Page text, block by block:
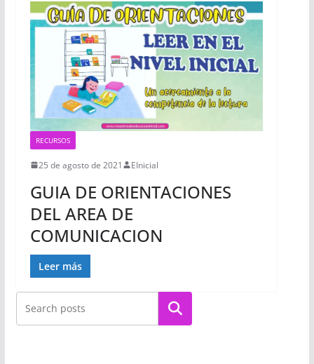
RECURSOS
25 de agosto de 2021 EInicial
GUIA DE ORIENTACIONES
DEL AREA DE
COMUNICACION
Leer más
Buscar